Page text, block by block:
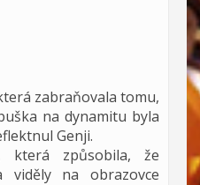
zabraňovala tomu,
na dynamitu byla
Genji.
která způsobila, že
viděly na obrazovce